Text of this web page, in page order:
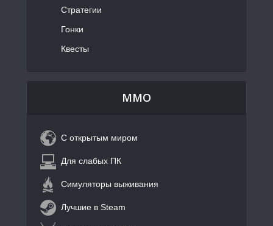
Стратегии
Гонки
Квесты
MMO
С открытым миром
Для слабых ПК
Симуляторы выживания
Лучшие в Steam